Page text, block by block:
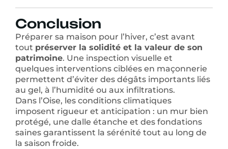
Conclusion
Préparer sa maison pour l’hiver, c’est avant
tout préserver la solidité et la valeur de son
patrimoine. Une inspection visuelle et
quelques interventions ciblées en maçonnerie
permettent d’éviter des dégâts importants liés
au gel, à l’humidité ou aux infiltrations.
Dans l’Oise, les conditions climatiques
imposent rigueur et anticipation : un mur bien
protégé, une dalle étanche et des fondations
saines garantissent la sérénité tout au long de
la saison froide.